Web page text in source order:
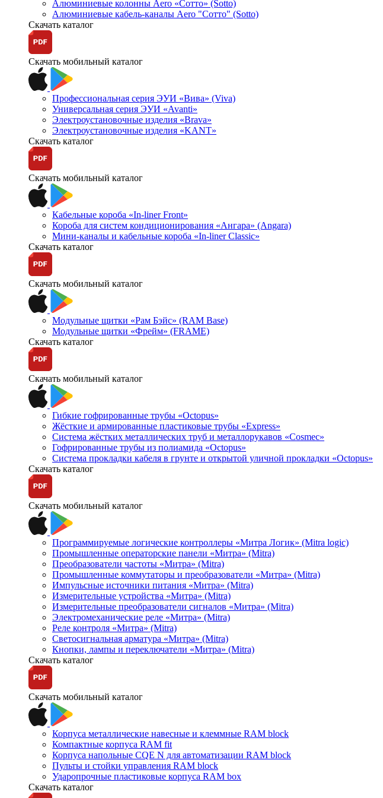
Алюминиевые колонны Aero «Сотто» (Sotto)
Алюминиевые кабель-каналы Aero "Сотто" (Sotto)
Скачать каталог
Скачать мобильный каталог
Профессиональная серия ЭУИ «Вива» (Viva)
Универсальная серия ЭУИ «Avanti»
Электроустановочные изделия «Brava»
Электроустановочные изделия «KANT»
Скачать каталог
Скачать мобильный каталог
Кабельные короба «In-liner Front»
Короба для систем кондиционирования «Ангара» (Angara)
Мини-каналы и кабельные короба «In-liner Classic»
Скачать каталог
Скачать мобильный каталог
Модульные щитки «Рам Бэйс» (RAM Base)
Модульные щитки «Фрейм» (FRAME)
Скачать каталог
Скачать мобильный каталог
Гибкие гофрированные трубы «Octopus»
Жёсткие и армированные пластиковые трубы «Express»
Система жёстких металлических труб и металлорукавов «Cosmec»
Гофрированные трубы из полиамида «Octopus»
Система прокладки кабеля в грунте и открытой уличной прокладки «Octopus»
Скачать каталог
Скачать мобильный каталог
Программируемые логические контроллеры «Митра Логик» (Mitra logic)
Промышленные операторские панели «Митра» (Mitra)
Преобразователи частоты «Митра» (Mitra)
Промышленные коммутаторы и преобразователи «Митра» (Mitra)
Импульсные источники питания «Митра» (Mitra)
Измерительные устройства «Митра» (Mitra)
Измерительные преобразователи сигналов «Митра» (Mitra)
Электромеханические реле «Митра» (Mitra)
Реле контроля «Митра» (Mitra)
Светосигнальная арматура «Митра» (Mitra)
Кнопки, лампы и переключатели «Митра» (Mitra)
Скачать каталог
Скачать мобильный каталог
Корпуса металлические навесные и клеммные RAM block
Компактные корпуса RAM fit
Корпуса напольные CQE N для автоматизации RAM block
Пульты и стойки управления RAM block
Ударопрочные пластиковые корпуса RAM box
Скачать каталог